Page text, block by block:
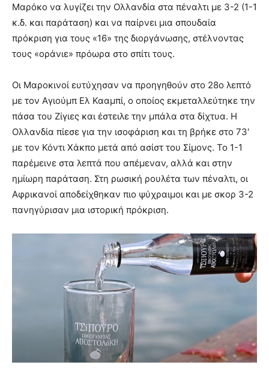
Μαρόκο να λυγίζει την Ολλανδία στα πέναλτι με 3-2 (1-1
κ.δ. και παράταση) και να παίρνει μια σπουδαία
πρόκριση για τους «16» της διοργάνωσης, στέλνοντας
τους «οράνιε» πρόωρα στο σπίτι τους.
Οι Μαροκινοί ευτύχησαν να προηγηθούν στο 28ο λεπτό
με τον Αγιούμπ Ελ Κααμπί, ο οποίος εκμεταλλεύτηκε την
πάσα του Ζίγιες και έστειλε την μπάλα στα δίχτυα. Η
Ολλανδία πίεσε για την ισοφάριση και τη βρήκε στο 73′
με τον Κόντι Χάκπο μετά από ασίστ του Σίμονς. Το 1-1
παρέμεινε στα λεπτά που απέμεναν, αλλά και στην
ημίωρη παράταση. Στη ρωσική ρουλέτα των πέναλτι, οι
Αφρικανοί αποδείχθηκαν πιο ψύχραιμοι και με σκορ 3-2
πανηγύρισαν μια ιστορική πρόκριση.